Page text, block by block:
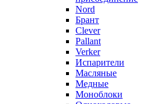
Nord
Брант
Clever
Pallant
Verker
Испарители
Масляные
Медные
Моноблоки